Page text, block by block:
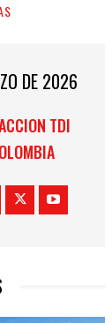
DE 2026
TDI